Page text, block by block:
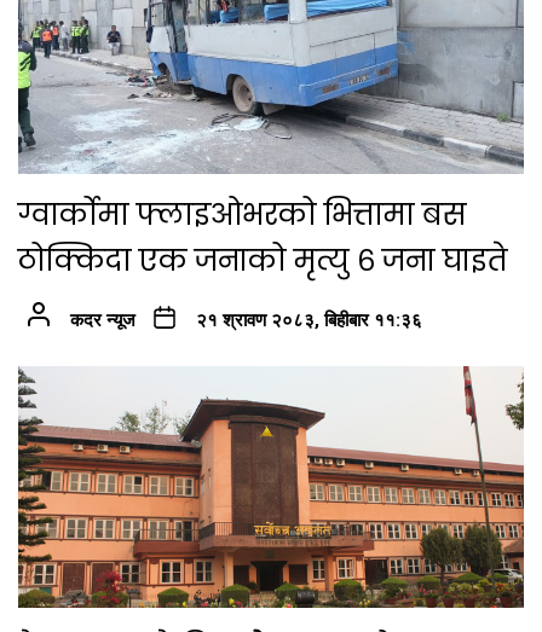
ग्वार्कोमा फ्लाइओभरको भित्तामा बस
ठोक्किदा एक जनाको मृत्यु ६ जना घाइते
कदर न्यूज २१ श्रावण २०८३, बिहीबार ११:३६